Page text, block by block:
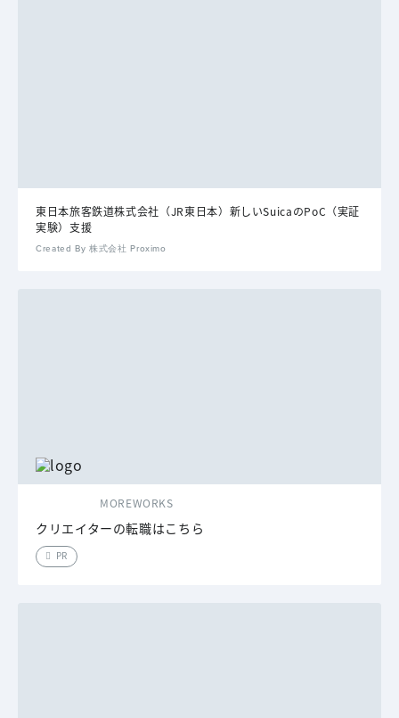
東日本旅客鉄道株式会社（JR東日本）新しいSuicaのPoC（実証
実験）支援
Created By 株式会社 Proximo
MOREWORKS
クリエイターの転職はこちら
PR